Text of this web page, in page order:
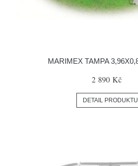
MARIMEX TAMPA
2 890 Kč
DETAIL PRODUKTU